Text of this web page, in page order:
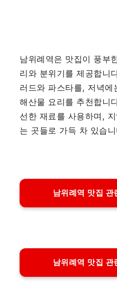
남위례역은 맛집이 풍부
리와 분위기를 제공합니
러드와 파스타를, 저녁
해산물 요리를 추천합니
선한 재료를 사용하며,
는 곳들로 가득 차 있습
남위례역 맛집 관
남위례역 맛집 관